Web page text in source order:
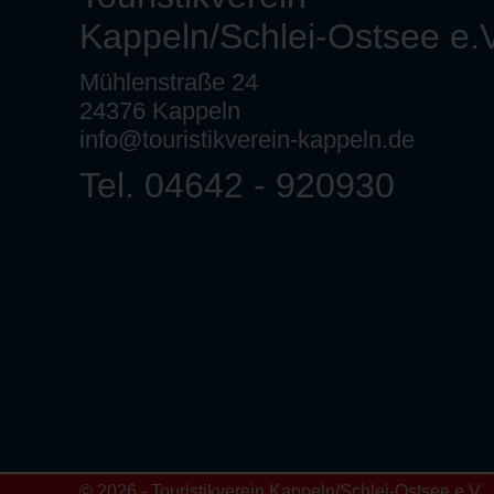
Kappeln/Schlei-Ostsee
Mühlenstraße 24
24376 Kappeln
info@touristikverein-kappeln.de
Tel. 04642 - 920930